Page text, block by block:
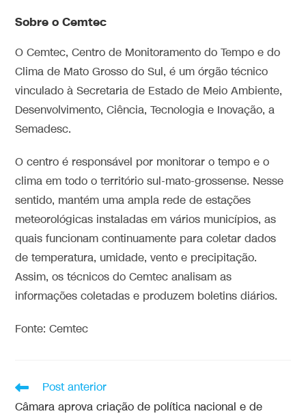
Sobre o Cemtec
O Cemtec, Centro de Monitoramento do Tempo e do
Clima de Mato Grosso do Sul, é um órgão técnico
vinculado à Secretaria de Estado de Meio Ambiente,
Desenvolvimento, Ciência, Tecnologia e Inovação, a
Semadesc.
O centro é responsável por monitorar o tempo e o
clima em todo o território sul-mato-grossense. Nesse
sentido, mantém uma ampla rede de estações
meteorológicas instaladas em vários municípios, as
quais funcionam continuamente para coletar dados
de temperatura, umidade, vento e precipitação.
Assim, os técnicos do Cemtec analisam as
informações coletadas e produzem boletins diários.
Fonte: Cemtec
Post anterior
Câmara aprova criação de política nacional e de